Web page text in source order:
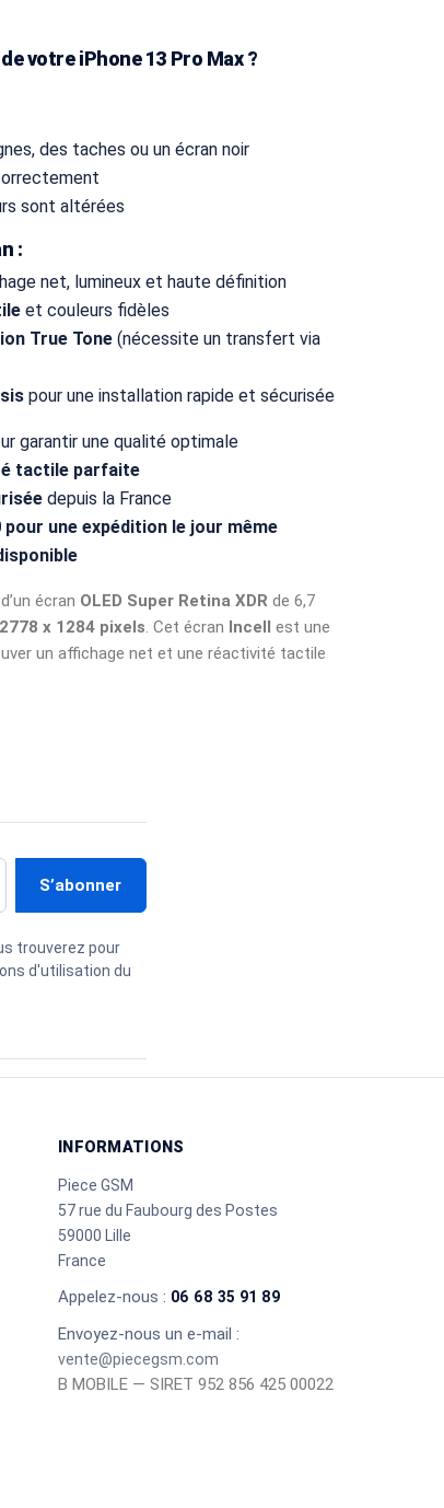
votre iPhone 13 Pro Max ?
des taches ou un écran noir
sont altérées
:
net, lumineux et haute définition
et couleurs fidèles
True Tone (nécessite un transfert via
pour une installation rapide et sécurisée
garantir une qualité optimale
tactile parfaite
depuis la France
pour une expédition le jour même
écran OLED Super Retina XDR de 6,7
2778 x 1284 pixels. Cet écran Incell est une
un affichage net et une réactivité tactile
trouverez pour
d'utilisation du
INFORMATIONS
Piece GSM
57 rue du Faubourg des Postes
59000 Lille
France
Appelez-nous : 06 68 35 91 89
Envoyez-nous un e-mail :
vente@piecegsm.com
B MOBILE — SIRET 952 856 425 00022